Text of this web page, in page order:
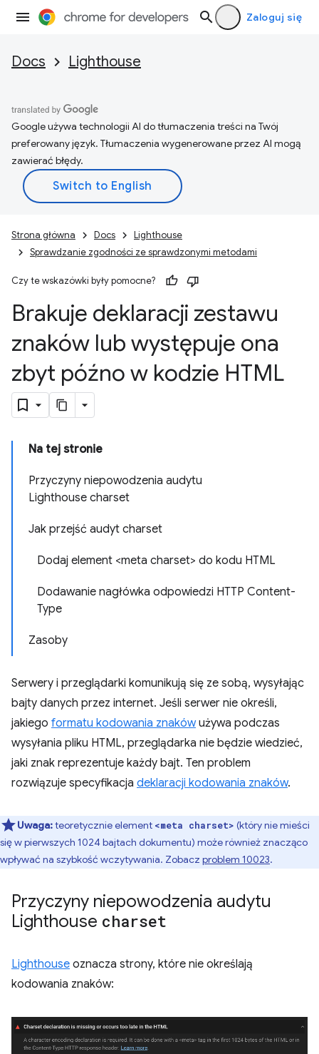
Zaloguj się
Docs Lighthouse
Google używa technologii AI do tłumaczenia treści na Twój
preferowany język. Tłumaczenia wygenerowane przez AI mogą
zawierać błędy.
Strona główna Docs
Lighthouse
Sprawdzanie zgodności ze sprawdzonymi metodami
Czy te wskazówki były pomocne?
Brakuje deklaracji zestawu
znaków lub występuje ona
zbyt późno w kodzie HTML
Na tej stronie
Przyczyny niepowodzenia audytu
Lighthouse charset
Jak przejść audyt charset
Dodaj element <meta charset> do kodu HTML
Dodawanie nagłówka odpowiedzi HTTP Content-
Type
Zasoby
Serwery i przeglądarki komunikują się ze sobą, wysyłając
bajty danych przez internet. Jeśli serwer nie określi,
jakiego formatu kodowania znakówużywa podczas
wysyłania pliku HTML, przeglądarka nie będzie wiedzieć,
jaki znak reprezentuje każdy bajt. Ten problem
rozwiązuje specyfikacja deklaracji kodowania znaków.
Uwaga:teoretycznie element <meta charset> (który nie mieści
się w pierwszych 1024 bajtach dokumentu) może również znacząco
wpływać na szybkość wczytywania. Zobacz problem 10023.
Przyczyny niepowodzenia audytu
Lighthouse charset
Lighthouse oznacza strony, które nie określają
kodowania znaków: